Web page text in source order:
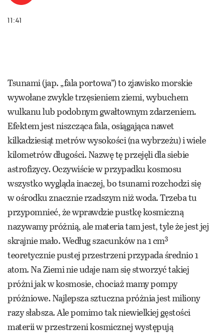
11:41
Tsunami (jap. „fala portowa”) to zjawisko morskie
wywołane zwykle trzęsieniem ziemi, wybuchem
wulkanu lub podobnym gwałtownym zdarzeniem.
Efektem jest niszcząca fala, osiągająca nawet
kilkadziesiąt metrów wysokości (na wybrzeżu) i wiele
kilometrów długości. Nazwę tę przejęli dla siebie
astrofizycy. Oczywiście w przypadku kosmosu
wszystko wygląda inaczej, bo tsunami rozchodzi się
w ośrodku znacznie rzadszym niż woda. Trzeba tu
przypomnieć, że wprawdzie pustkę kosmiczną
nazywamy próżnią, ale materia tam jest, tyle że jest jej
skrajnie mało. Według szacunków na 1 cm3
teoretycznie pustej przestrzeni przypada średnio 1
atom. Na Ziemi nie udaje nam się stworzyć takiej
próżni jak w kosmosie, chociaż mamy pompy
próżniowe. Najlepsza sztuczna próżnia jest miliony
razy słabsza. Ale pomimo tak niewielkiej gęstości
materii w przestrzeni kosmicznej występują